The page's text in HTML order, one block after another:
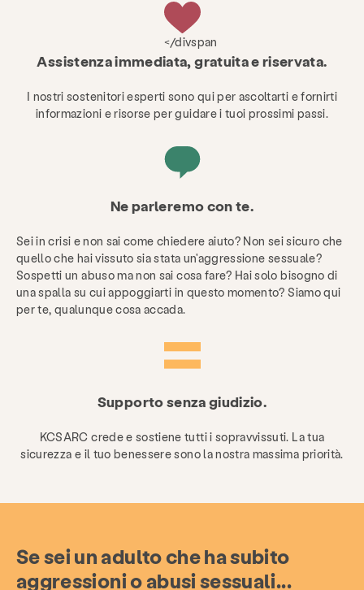
</divspan
Assistenza immediata, gratuita e riservata.
I nostri sostenitori esperti sono qui per ascoltarti e fornirti
informazioni e risorse per guidare i tuoi prossimi passi.
Ne parleremo con te.
Sei in crisi e non sai come chiedere aiuto? Non sei sicuro che
quello che hai vissuto sia stata un'aggressione sessuale?
Sospetti un abuso ma non sai cosa fare? Hai solo bisogno di
una spalla su cui appoggiarti in questo momento? Siamo qui
per te, qualunque cosa accada.
Supporto senza giudizio.
KCSARC crede e sostiene tutti i sopravvissuti. La tua
sicurezza e il tuo benessere sono la nostra massima priorità.
Se sei un adulto che ha subito
aggressioni o abusi sessuali...